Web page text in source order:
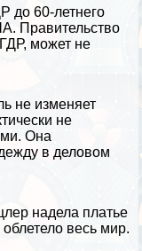
до 60-летнего
Правительство
может не
не изменяет
не
Она
в деловом
надела платье
весь мир.